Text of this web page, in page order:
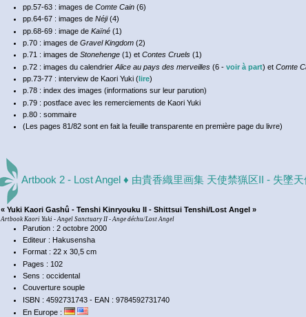
pp.57-63 : images de Comte Cain(6)
pp.64-67 : images de Néji(4)
pp.68-69 : image de Kaïné(1)
p.70 : images de Gravel Kingdom(2)
p.71 : images de Stonehenge(1) et Contes Cruels(1)
p.72 : images du calendrier Alice au pays des merveilles(6 - voir à part) et Comte
pp.73-77 : interview de Kaori Yuki (lire)
p.78 : index des images (informations sur leur parution)
p.79 : postface avec les remerciements de Kaori Yuki
p.80 : sommaire
(Les pages 81/82 sont en fait la feuille transparente en première page du livre)
Artbook 2 - Lost Angel ♦ 由貴香織里画集 天使禁猟区II - 失墜
« Yuki Kaori Gashû - Tenshi Kinryouku II - Shittsui Tenshi/Lost Angel »
Artbook Kaori Yuki - Angel Sanctuary II - Ange déchu/Lost Angel
Parution : 2 octobre 2000
Editeur : Hakusensha
Format : 22 x 30,5 cm
Pages : 102
Sens : occidental
Couverture souple
ISBN : 4592731743 - EAN : 9784592731740
En Europe :